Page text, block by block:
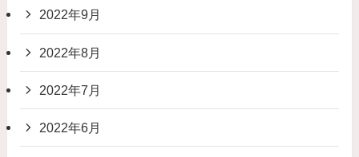
2022年9月
2022年8月
2022年7月
2022年6月